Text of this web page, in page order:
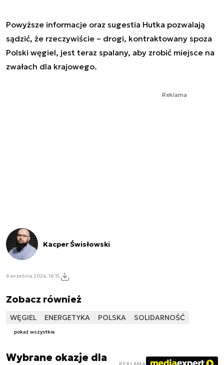
Powyższe informacje oraz sugestia Hutka pozwalają
sądzić, że rzeczywiście – drogi, kontraktowany spoza
Polski węgiel, jest teraz spalany, aby zrobić miejsce na
zwałach dla krajowego.
Reklama
Kacper Świsłowski
6 września 2024, 16:15
Zobacz również
WĘGIEL ENERGETYKA POLSKA SOLIDARNOŚĆ
pokaż wszystkie
Wybrane okazje dla
REKLAMA